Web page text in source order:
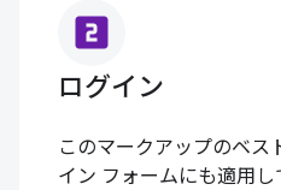
looks_two
ログイン
このマークアップのベス
イン フォームにも適用